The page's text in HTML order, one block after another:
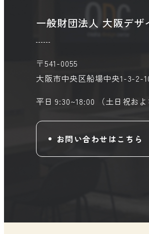
一般財団法人 大阪デザ
〒541-0055
大阪市中央区船場中央1-3-2-
平日 9:30~18:00 （土日祝およ
お問い合わせはこちら